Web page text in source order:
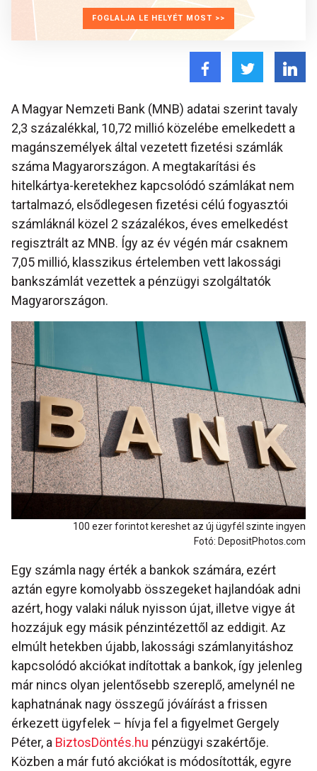
FOGLALJA LE HELYÉT MOST >>
A Magyar Nemzeti Bank (MNB) adatai szerint tavaly
2,3 százalékkal, 10,72 millió közelébe emelkedett a
magánszemélyek által vezetett fizetési számlák
száma Magyarországon. A megtakarítási és
hitelkártya-keretekhez kapcsolódó számlákat nem
tartalmazó, elsődlegesen fizetési célú fogyasztói
számláknál közel 2 százalékos, éves emelkedést
regisztrált az MNB. Így az év végén már csaknem
7,05 millió, klasszikus értelemben vett lakossági
bankszámlát vezettek a pénzügyi szolgáltatók
Magyarországon.
100 ezer forintot kereshet az új ügyfél szinte ingyen
Fotó: DepositPhotos.com
Egy számla nagy érték a bankok számára, ezért
aztán egyre komolyabb összegeket hajlandóak adni
azért, hogy valaki náluk nyisson újat, illetve vigye át
hozzájuk egy másik pénzintézettől az eddigit. Az
elmúlt hetekben újabb, lakossági számlanyitáshoz
kapcsolódó akciókat indítottak a bankok, így jelenleg
már nincs olyan jelentősebb szereplő, amelynél ne
kaphatnának nagy összegű jóváírást a frissen
érkezett ügyfelek – hívja fel a figyelmet Gergely
Péter, a BiztosDöntés.hu pénzügyi szakértője.
Közben a már futó akciókat is módosították, egyre